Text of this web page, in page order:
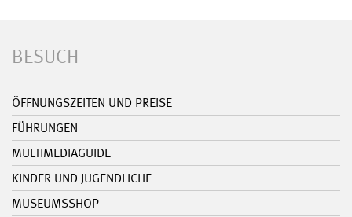
BESUCH
ÖFFNUNGSZEITEN UND PREISE
FÜHRUNGEN
MULTIMEDIAGUIDE
KINDER UND JUGENDLICHE
MUSEUMSSHOP